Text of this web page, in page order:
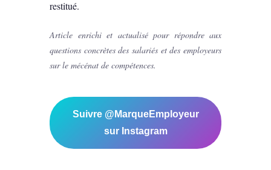
restitué.
Article enrichi et actualisé pour répondre aux
questions concrètes des salariés et des employeurs
sur le mécénat de compétences.
Suivre @MarqueEmployeur
sur Instagram